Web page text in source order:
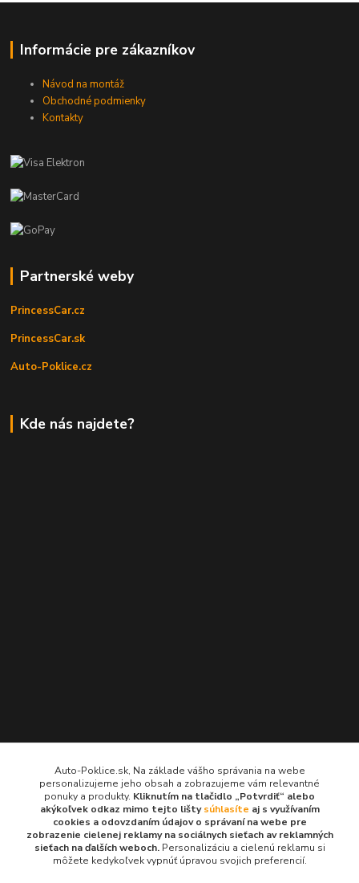
Informácie pre zákazníkov
Návod na montáž
Obchodné podmienky
Kontakty
Partnerské weby
PrincessCar.cz
PrincessCar.sk
Auto-Poklice.cz
Kde nás najdete?
Kontakty
Auto-Poklice.sk
(Po-Pia, 8-16 hod.)
info@auto-poklice.sk
Auto-Poklice.sk, Na základe vášho správania na webe
personalizujeme jeho obsah a zobrazujeme vám relevantné
ponuky a produkty. Kliknutím na tlačidlo „Potvrdiť“ alebo
akýkoľvek odkaz mimo tejto lištysúhlasíte aj s využívaním
cookies a odovzdaním údajov o správaní na webe pre
zobrazenie cielenej reklamy na sociálnych sieťach av reklamných
sieťach na ďalších weboch.Personalizáciu a cielenú reklamu si
môžete kedykoľvek vypnúť úpravou svojich preferencií.